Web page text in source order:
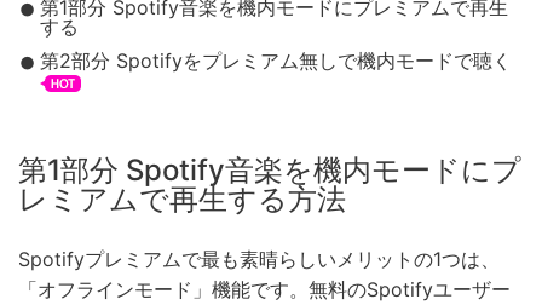
第1部分 Spotify音楽を機内モードにプレミアムで再生
する
第2部分 Spotifyをプレミアム無しで機内モードで聴く
第1部分 Spotify音楽を機内モードにプ
レミアムで再生する方法
Spotifyプレミアムで最も素晴らしいメリットの1つは、
「オフラインモード」機能です。無料のSpotifyユーザー